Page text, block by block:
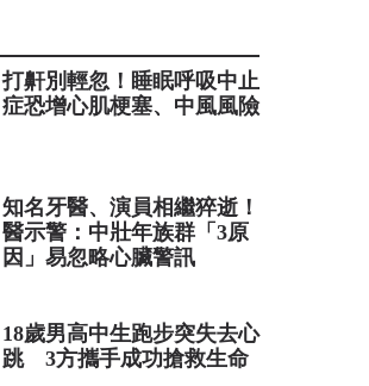
打鼾別輕忽！睡眠呼吸中止
症恐增心肌梗塞、中風風險
知名牙醫、演員相繼猝逝！
醫示警：中壯年族群「3原
因」易忽略心臟警訊
18歲男高中生跑步突失去心
跳 3方攜手成功搶救生命